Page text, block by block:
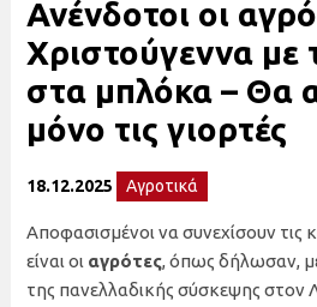
Ανένδοτοι οι
Χριστούγεννα με
στα μπλόκα – Θα
μόνο τις γιορτές
18.12.2025 Αγροτικά
Αποφασισμένοι να συνεχίσουν τις
είναι οι αγρότες, όπως δήλωσαν,
της πανελλαδικής σύσκεψης στον